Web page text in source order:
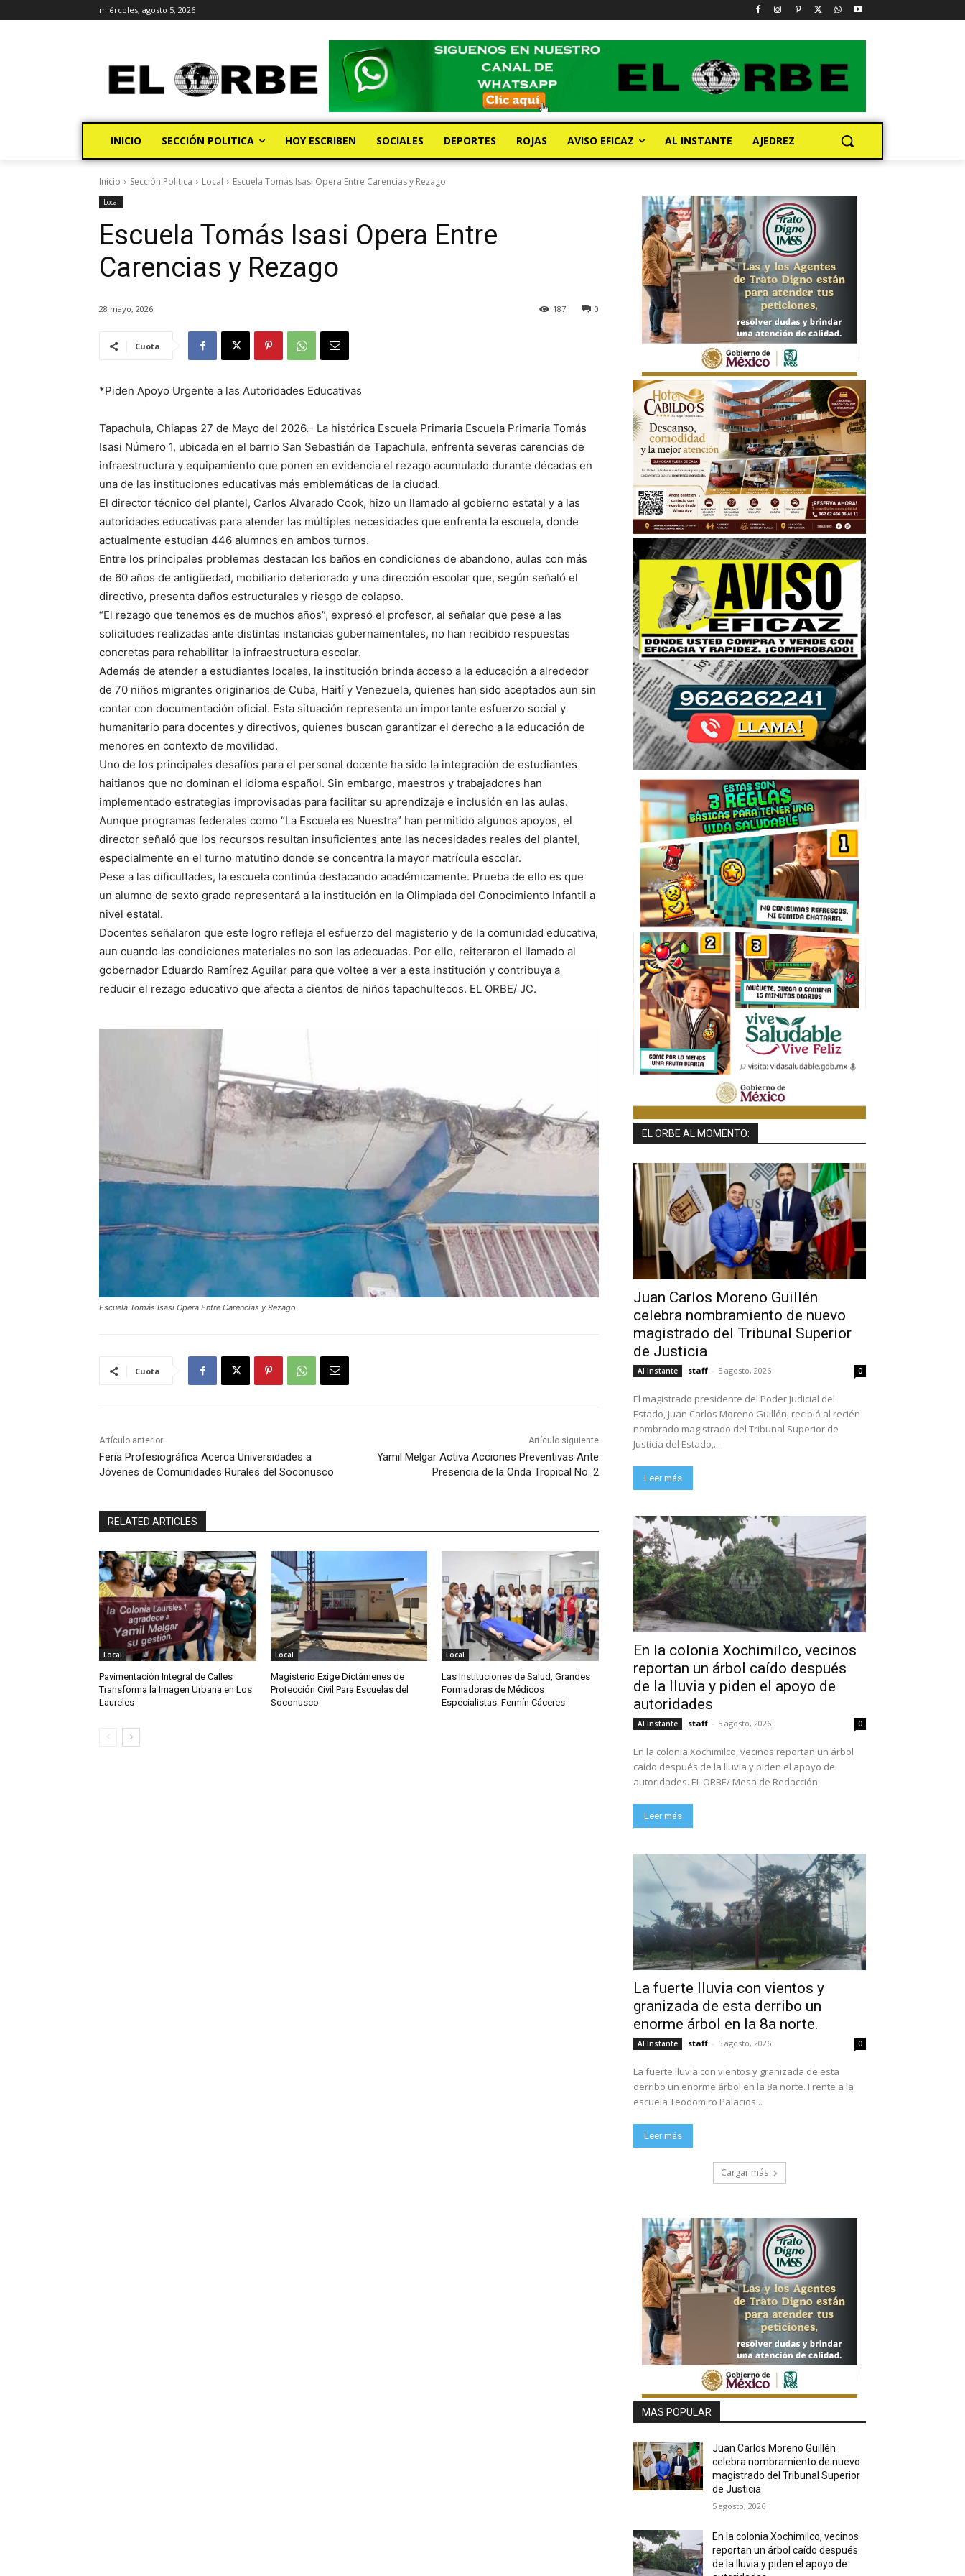
miércoles, agosto 5, 2026
INICIO SECCIÓN POLITICA HOY ESCRIBEN SOCIALES DEPORTES ROJAS AVISO EFICAZ AL INSTANTE AJEDREZ
Inicio Sección Politica Local Escuela Tomás Isasi Opera Entre Carencias y Rezago
Local
Escuela Tomás Isasi Opera Entre
Carencias y Rezago
28 mayo, 2026 0
187
Cuota
*Piden Apoyo Urgente a las Autoridades Educativas
Tapachula, Chiapas 27 de Mayo del 2026.- La histórica Escuela Primaria Escuela Primaria Tomás
Isasi Número 1, ubicada en el barrio San Sebastián de Tapachula, enfrenta severas carencias de
infraestructura y equipamiento que ponen en evidencia el rezago acumulado durante décadas en
una de las instituciones educativas más emblemáticas de la ciudad.
El director técnico del plantel, Carlos Alvarado Cook, hizo un llamado al gobierno estatal y a las
autoridades educativas para atender las múltiples necesidades que enfrenta la escuela, donde
actualmente estudian 446 alumnos en ambos turnos.
Entre los principales problemas destacan los baños en condiciones de abandono, aulas con más
de 60 años de antigüedad, mobiliario deteriorado y una dirección escolar que, según señaló el
directivo, presenta daños estructurales y riesgo de colapso.
“El rezago que tenemos es de muchos años”, expresó el profesor, al señalar que pese a las
solicitudes realizadas ante distintas instancias gubernamentales, no han recibido respuestas
concretas para rehabilitar la infraestructura escolar.
Además de atender a estudiantes locales, la institución brinda acceso a la educación a alrededor
de 70 niños migrantes originarios de Cuba, Haití y Venezuela, quienes han sido aceptados aun sin
contar con documentación oficial. Esta situación representa un importante esfuerzo social y
humanitario para docentes y directivos, quienes buscan garantizar el derecho a la educación de
menores en contexto de movilidad.
Uno de los principales desafíos para el personal docente ha sido la integración de estudiantes
haitianos que no dominan el idioma español. Sin embargo, maestros y trabajadores han
implementado estrategias improvisadas para facilitar su aprendizaje e inclusión en las aulas.
Aunque programas federales como “La Escuela es Nuestra” han permitido algunos apoyos, el
director señaló que los recursos resultan insuficientes ante las necesidades reales del plantel,
especialmente en el turno matutino donde se concentra la mayor matrícula escolar.
Pese a las dificultades, la escuela continúa destacando académicamente. Prueba de ello es que
un alumno de sexto grado representará a la institución en la Olimpiada del Conocimiento Infantil a
nivel estatal.
Docentes señalaron que este logro refleja el esfuerzo del magisterio y de la comunidad educativa,
aun cuando las condiciones materiales no son las adecuadas. Por ello, reiteraron el llamado al
gobernador Eduardo Ramírez Aguilar para que voltee a ver a esta institución y contribuya a
reducir el rezago educativo que afecta a cientos de niños tapachultecos. EL ORBE/ JC.
Escuela Tomás Isasi Opera Entre Carencias y Rezago
Cuota
Artículo anterior
Feria Profesiográfica Acerca Universidades a
Jóvenes de Comunidades Rurales del Soconusco
Artículo siguiente
Yamil Melgar Activa Acciones Preventivas Ante
Presencia de la Onda Tropical No. 2
RELATED ARTICLES
Local
Pavimentación Integral de Calles
Transforma la Imagen Urbana en Los
Laureles
Local
Magisterio Exige Dictámenes de
Protección Civil Para Escuelas del
Soconusco
Local
Las Instituciones de Salud, Grandes
Formadoras de Médicos
Especialistas: Fermín Cáceres
EL ORBE AL MOMENTO:
Juan Carlos Moreno Guillén
celebra nombramiento de nuevo
magistrado del Tribunal Superior
de Justicia
Al Instante staff - 5 agosto, 2026 0
El magistrado presidente del Poder Judicial del
Estado, Juan Carlos Moreno Guillén, recibió al recién
nombrado magistrado del Tribunal Superior de
Justicia del Estado,...
Leer más
En la colonia Xochimilco, vecinos
reportan un árbol caído después
de la lluvia y piden el apoyo de
autoridades
Al Instante staff - 5 agosto, 2026 0
En la colonia Xochimilco, vecinos reportan un árbol
caído después de la lluvia y piden el apoyo de
autoridades. EL ORBE/ Mesa de Redacción.
Leer más
La fuerte lluvia con vientos y
granizada de esta derribo un
enorme árbol en la 8a norte.
Al Instante staff - 5 agosto, 2026 0
La fuerte lluvia con vientos y granizada de esta
derribo un enorme árbol en la 8a norte. Frente a la
escuela Teodomiro Palacios...
Leer más
Cargar más
MAS POPULAR
Juan Carlos Moreno Guillén
celebra nombramiento de nuevo
magistrado del Tribunal Superior
de Justicia
5 agosto, 2026
En la colonia Xochimilco, vecinos
reportan un árbol caído después
de la lluvia y piden el apoyo de